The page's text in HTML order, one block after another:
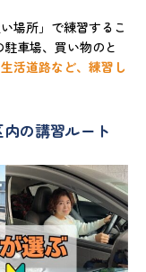
場所」で練習するこ
車場、買い物のと
活道路など、練習し
の講習ルート